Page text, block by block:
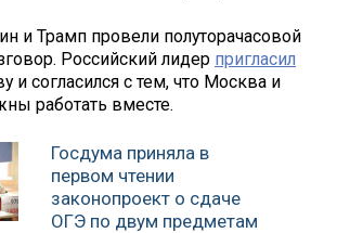
и Трамп провели полуторачасовой
Российский лидер пригласил
и согласился с тем, что Москва и
работать вместе.
Госдума приняла в
первом чтении
законопроект о сдаче
ОГЭ по двум предметам